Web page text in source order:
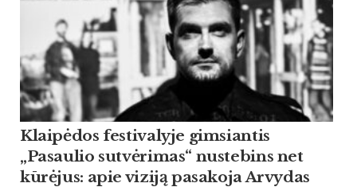
Klaipėdos festivalyje gimsiantis
„Pasaulio sutvėrimas“ nustebins net
kūrėjus: apie viziją pasakoja Arvydas